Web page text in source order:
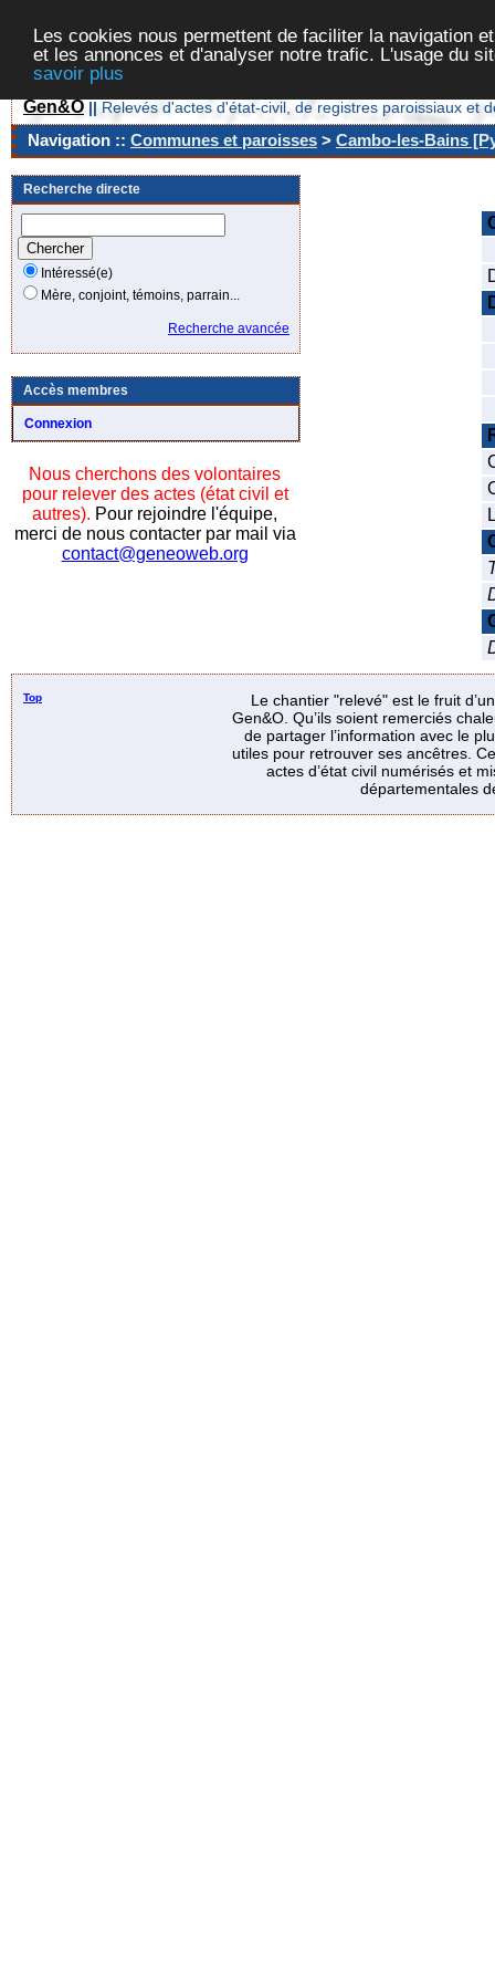
Les cookies nous permettent de faciliter la navigation
et les annonces et d'analyser notre trafic. L'usage du
savoir plus
Gen&O || Relevés d'actes d'état-civil, de registres paroissiaux et
Navigation :: Communes et paroisses > Cambo-les-Bains
Recherche directe
Intéressé(e)
Mère, conjoint, témoins, parrain...
Recherche avancée
Accès membres
Connexion
Nous cherchons des volontaires
pour relever des actes (état civil et
autres). Pour rejoindre l'équipe,
merci de nous contacter par mail via
contact@geneoweb.org
Top
Le chantier "relevé" est le fruit
Gen&O. Qu’ils soient remerciés
de partager l’information avec le
utiles pour retrouver ses ancêtres.
actes d’état civil numérisés et
départementales